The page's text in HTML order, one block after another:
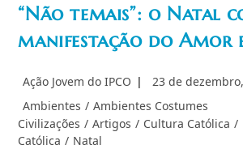
“Não temais”: o Natal
manifestação do Amor
Autor
post:
Ação Jovem do IPCO
Post
23 de
Categoria
do
post:
Ambientes / Ambientes Costumes
Civilizações / Artigos / Cultura Católica /
Católica / Natal